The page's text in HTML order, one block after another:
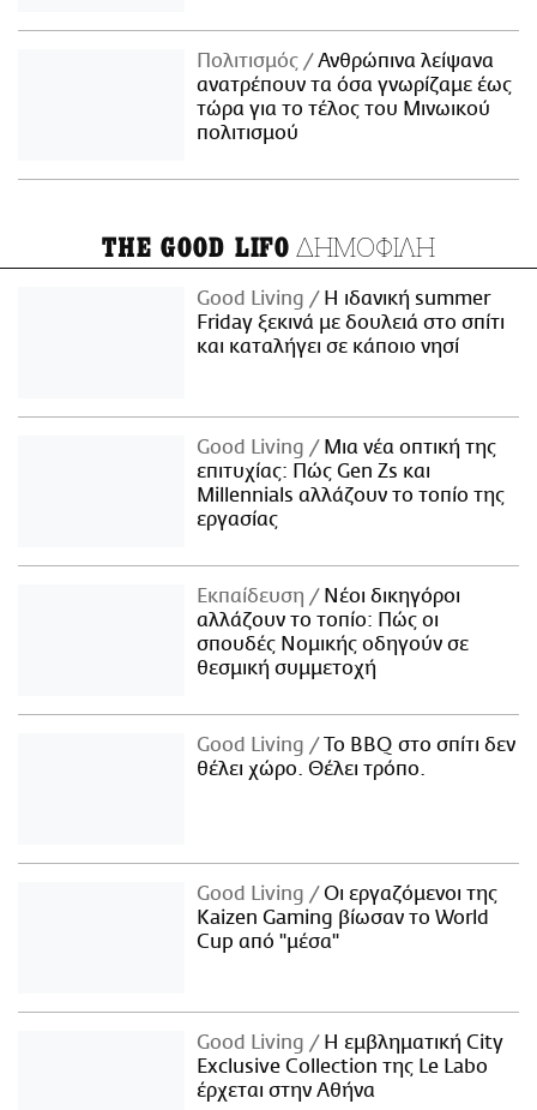
Πολιτισμός
Ανθρώπινα λείψανα
ανατρέπουν τα όσα γνωρίζαμε έως
τώρα για το τέλος του Μινωικού
πολιτισμού
THE GOOD LIFO ΔΗΜΟΦΙΛΗ
Good Living
Η ιδανική summer
Friday ξεκινά με δουλειά στο σπίτι
και καταλήγει σε κάποιο νησί
Good Living
Μια νέα οπτική της
επιτυχίας: Πώς Gen Zs και
Millennials αλλάζουν το τοπίο της
εργασίας
Εκπαίδευση
Νέοι δικηγόροι
αλλάζουν το τοπίο: Πώς οι
σπουδές Νομικής οδηγούν σε
θεσμική συμμετοχή
Good Living
Το BBQ στο σπίτι δεν
θέλει χώρο. Θέλει τρόπο.
Good Living
Οι εργαζόμενοι της
Kaizen Gaming βίωσαν το World
Cup από "μέσα"
Good Living
Η εμβληματική City
Exclusive Collection της Le Labo
έρχεται στην Αθήνα